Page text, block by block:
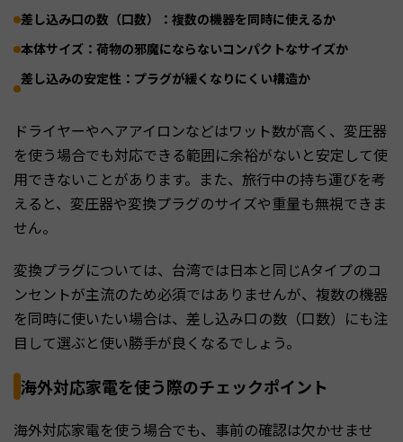
差し込み口の数（口数）：複数の機器を同時に使えるか
本体サイズ：荷物の邪魔にならないコンパクトなサイズか
差し込みの安定性：プラグが緩くなりにくい構造か
ドライヤーやヘアアイロンなどはワット数が高く、変圧器
を使う場合でも対応できる範囲に余裕がないと安定して使
用できないことがあります。また、旅行中の持ち運びを考
えると、変圧器や変換プラグのサイズや重量も無視できま
せん。
変換プラグについては、台湾では日本と同じAタイプのコ
ンセントが主流のため必須ではありませんが、複数の機器
を同時に使いたい場合は、差し込み口の数（口数）にも注
目して選ぶと使い勝手が良くなるでしょう。
海外対応家電を使う際のチェックポイント
海外対応家電を使う場合でも、事前の確認は欠かせませ